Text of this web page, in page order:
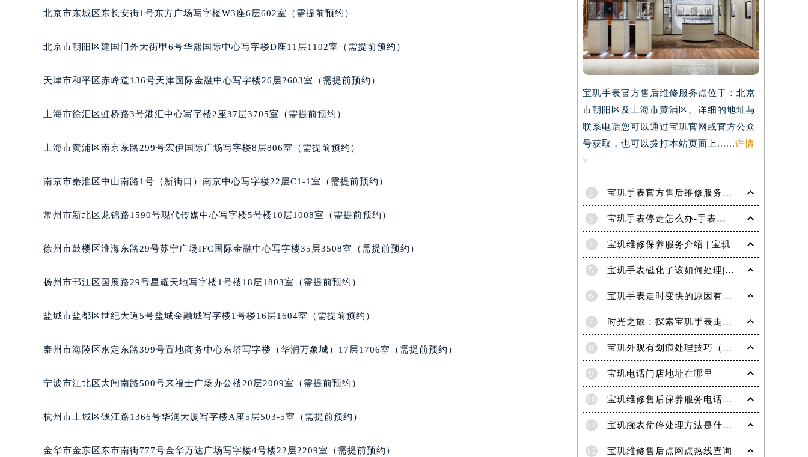
深圳市罗湖区深南东路5001号华润大厦写字楼17层1701室（需提前预约）
厦门市思明区湖滨东路95号华润大厦写字楼B座11层1104室（需提前预约）
成都市锦江区人民东路6号SAC东原中心写字楼24层2406B室（需提前预约）
长沙市芙蓉区定王台街道建湘路393号世茂环球金融中心写字楼（芙蓉广场）10层13室（需提前预约）
太原市迎泽区解放路15号亨得利名表服务中心（品牌授权店）3层整层（需提前预约）
沈阳市沈河区中街路83号亨得利名表服务中心（品牌授权店）1层整层（需提前预约）
温州市鹿城区锦绣路1067号置信广场10层1015室（需提前预约）
大连市中山区人民路15号国际金融大厦7层G室（需提前预约）
东莞市东城街道鸿福东路1号民盈国贸中心T1写字楼9层907室（需提前预约）
南通市崇川区工农路57号圆融广场写字楼16层1603室（需提前预约）
武汉市江汉区解放大道686号世界贸易大厦38层09室（需提前预约）
合肥市蜀山区潜山路111号万象城华润大厦B座12楼03室（需提前预约）
青岛市南区山东路6号华润大厦B座22层04室（需提前预约）
长春市朝阳区西安大路727号中银大厦A座(旺进大厦)18层09室（需提前预约）
北京市东城区东长安街1号东方广场写字楼W3座6层602室（需提前预约）
北京市朝阳区建国门外大街甲6号华熙国际中心写字楼D座11层1102室（需提前预约）
天津市和平区赤峰道136号天津国际金融中心写字楼26层2603室（需提前预约）
上海市徐汇区虹桥路3号港汇中心写字楼2座37层3705室（需提前预约）
上海市黄浦区南京东路299号宏伊国际广场写字楼8层806室（需提前预约）
南京市秦淮区中山南路1号（新街口）南京中心写字楼22层C1-1室（需提前预约）
常州市新北区龙锦路1590号现代传媒中心写字楼5号楼10层1008室（需提前预约）
徐州市鼓楼区淮海东路29号苏宁广场IFC国际金融中心写字楼35层3508室（需提前预约）
扬州市邗江区国展路29号星耀天地写字楼1号楼18层1803室（需提前预约）
盐城市盐都区世纪大道5号盐城金融城写字楼1号楼16层1604室（需提前预约）
泰州市海陵区永定东路399号置地商务中心东塔写字楼（华润万象城）17层1706室（需提前预约）
宁波市江北区大闸南路500号来福士广场办公楼20层2009室（需提前预约）
杭州市上城区钱江路1366号华润大厦写字楼A座5层503-5室（需提前预约）
金华市金东区东市南街777号金华万达广场写字楼4号楼22层2209室（需提前预约）
宝玑手表官方售后维修服务点位于：北京
市朝阳区及上海市黄浦区。详细的地址与
联系电话您可以通过宝玑官网或官方公众
号获取，也可以拨打本站页面上......详情
>
2 宝玑手表官方售后维修服务点电话是多少？
3 宝玑手表停走怎么办-手表停走的解决方法
4 宝玑维修保养服务介绍 | 宝玑
5 宝玑手表磁化了该如何处理|宝玑技师为您讲解
6 宝玑手表走时变快的原因有哪些？
7 时光之旅：探索宝玑手表走时的秘密
8 宝玑外观有划痕处理技巧（轻松修复爱表的实用方法）
9 宝玑电话门店地址在哪里
10 宝玑维修售后保养服务电话是多少
11 宝玑腕表偷停处理方法是什么（专业维修指南与常见故障排查）
12 宝玑维修售后点网点热线查询